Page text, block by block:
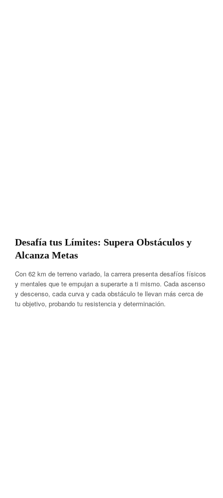
Desafía tus Límites: Supera Obstáculos y
Alcanza Metas
Con 62 km de terreno variado, la carrera presenta desafíos físicos
y mentales que te empujan a superarte a ti mismo. Cada ascenso
y descenso, cada curva y cada obstáculo te llevan más cerca de
tu objetivo, probando tu resistencia y determinación.